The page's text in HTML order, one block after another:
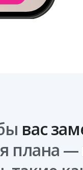
вас
плана —